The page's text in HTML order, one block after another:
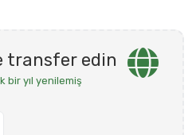
transfer edin
bir yıl yenilemiş